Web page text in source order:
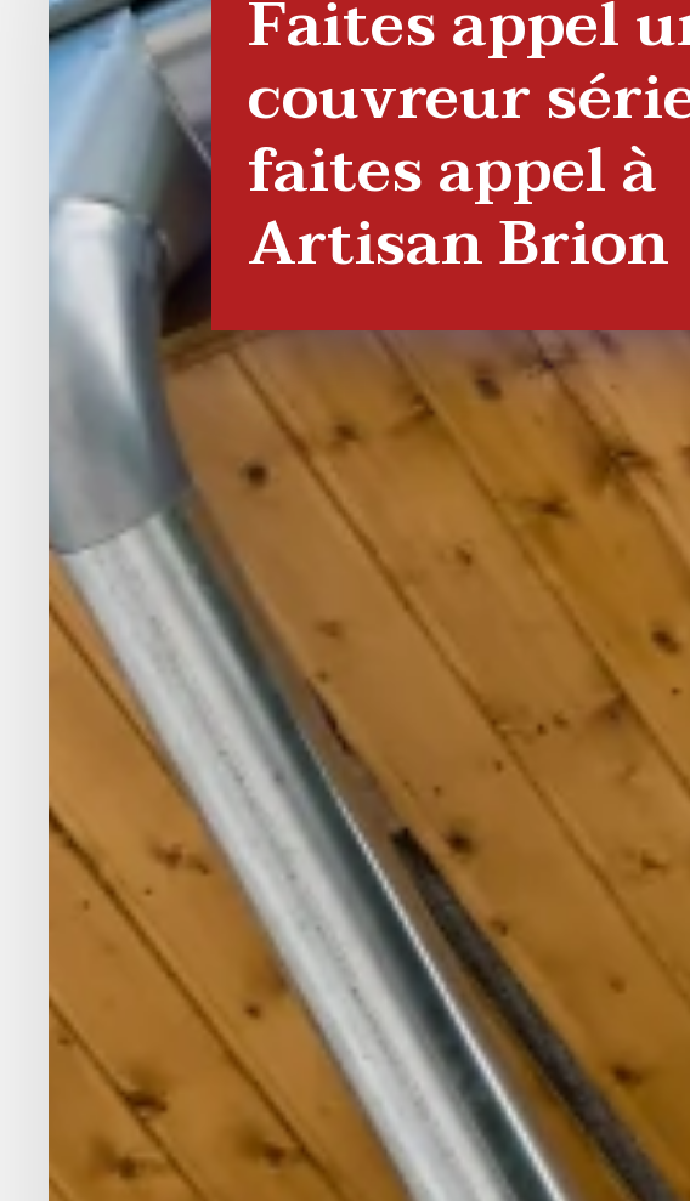
Faites appel
couvreur
faites appel à
Artisan Brion